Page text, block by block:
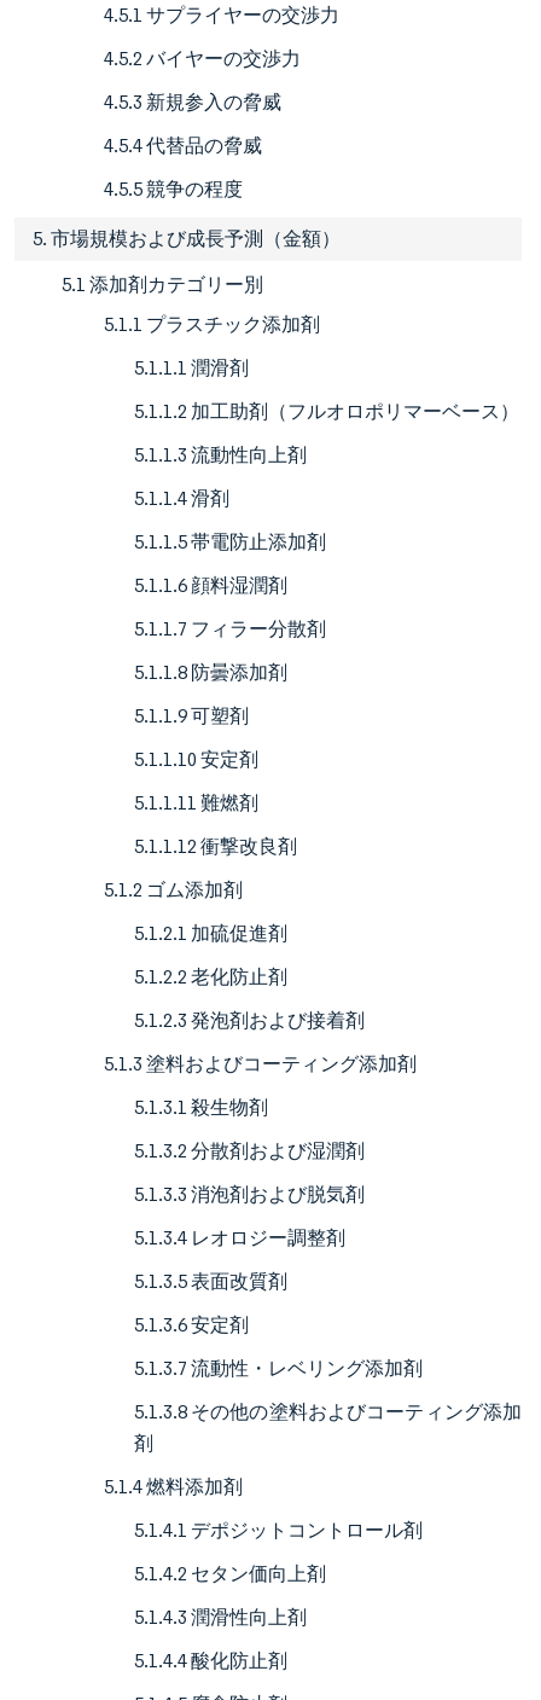
4.5.1 サプライヤーの交渉力
4.5.2 バイヤーの交渉力
4.5.3 新規参入の脅威
4.5.4 代替品の脅威
4.5.5 競争の程度
5. 市場規模および成長予測（金額）
5.1 添加剤カテゴリー別
5.1.1 プラスチック添加剤
5.1.1.1 潤滑剤
5.1.1.2 加工助剤（フルオロポリマーベース）
5.1.1.3 流動性向上剤
5.1.1.4 滑剤
5.1.1.5 帯電防止添加剤
5.1.1.6 顔料湿潤剤
5.1.1.7 フィラー分散剤
5.1.1.8 防曇添加剤
5.1.1.9 可塑剤
5.1.1.10 安定剤
5.1.1.11 難燃剤
5.1.1.12 衝撃改良剤
5.1.2 ゴム添加剤
5.1.2.1 加硫促進剤
5.1.2.2 老化防止剤
5.1.2.3 発泡剤および接着剤
5.1.3 塗料およびコーティング添加剤
5.1.3.1 殺生物剤
5.1.3.2 分散剤および湿潤剤
5.1.3.3 消泡剤および脱気剤
5.1.3.4 レオロジー調整剤
5.1.3.5 表面改質剤
5.1.3.6 安定剤
5.1.3.7 流動性・レベリング添加剤
5.1.3.8 その他の塗料およびコーティング添加
剤
5.1.4 燃料添加剤
5.1.4.1 デポジットコントロール剤
5.1.4.2 セタン価向上剤
5.1.4.3 潤滑性向上剤
5.1.4.4 酸化防止剤